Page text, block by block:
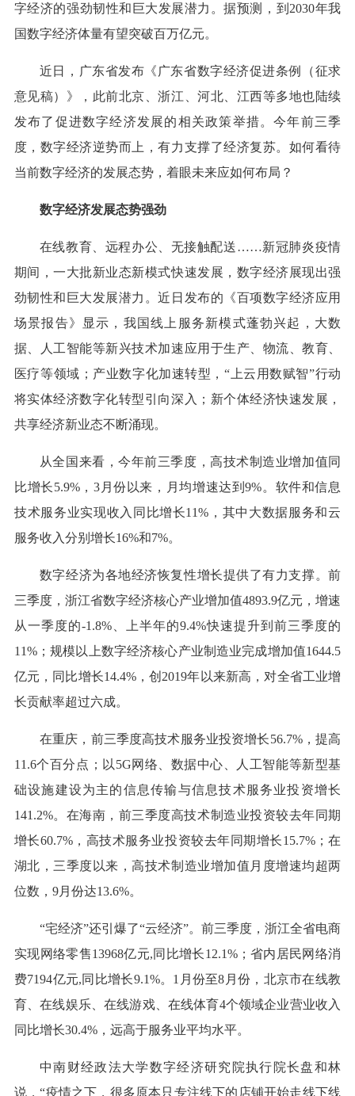
字经济的强劲韧性和巨大发展潜力。据预测，到2030年我
国数字经济体量有望突破百万亿元。
近日，广东省发布《广东省数字经济促进条例（征求
意见稿）》，此前北京、浙江、河北、江西等多地也陆续
发布了促进数字经济发展的相关政策举措。今年前三季
度，数字经济逆势而上，有力支撑了经济复苏。如何看待
当前数字经济的发展态势，着眼未来应如何布局？
数字经济发展态势强劲
在线教育、远程办公、无接触配送……新冠肺炎疫情
期间，一大批新业态新模式快速发展，数字经济展现出强
劲韧性和巨大发展潜力。近日发布的《百项数字经济应用
场景报告》显示，我国线上服务新模式蓬勃兴起，大数
据、人工智能等新兴技术加速应用于生产、物流、教育、
医疗等领域；产业数字化加速转型，“上云用数赋智”行动
将实体经济数字化转型引向深入；新个体经济快速发展，
共享经济新业态不断涌现。
从全国来看，今年前三季度，高技术制造业增加值同
比增长5.9%，3月份以来，月均增速达到9%。软件和信息
技术服务业实现收入同比增长11%，其中大数据服务和云
服务收入分别增长16%和7%。
数字经济为各地经济恢复性增长提供了有力支撑。前
三季度，浙江省数字经济核心产业增加值4893.9亿元，增速
从一季度的-1.8%、上半年的9.4%快速提升到前三季度的
11%；规模以上数字经济核心产业制造业完成增加值1644.5
亿元，同比增长14.4%，创2019年以来新高，对全省工业增
长贡献率超过六成。
在重庆，前三季度高技术服务业投资增长56.7%，提高
11.6个百分点；以5G网络、数据中心、人工智能等新型基
础设施建设为主的信息传输与信息技术服务业投资增长
141.2%。在海南，前三季度高技术制造业投资较去年同期
增长60.7%，高技术服务业投资较去年同期增长15.7%；在
湖北，三季度以来，高技术制造业增加值月度增速均超两
位数，9月份达13.6%。
“宅经济”还引爆了“云经济”。前三季度，浙江全省电商
实现网络零售13968亿元,同比增长12.1%；省内居民网络消
费7194亿元,同比增长9.1%。1月份至8月份，北京市在线教
育、在线娱乐、在线游戏、在线体育4个领域企业营业收入
同比增长30.4%，远高于服务业平均水平。
中南财经政法大学数字经济研究院执行院长盘和林
说，“疫情之下，很多原本只专注线下的店铺开始走线下线